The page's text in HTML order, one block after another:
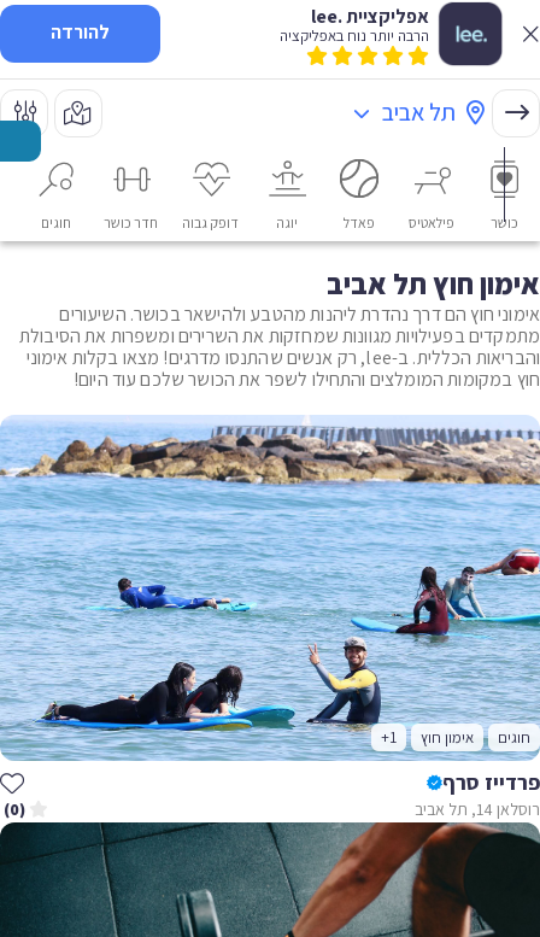
אפליקציית .lee
הרבה יותר נוח באפליקציה להורדה
תל אביב
כושר פילאטיס פאדל יוגה דופק גבוה חדר כושר חוגים
אימון חוץ תל אביב
אימוני חוץ הם דרך נהדרת ליהנות מהטבע ולהישאר בכושר. השיעורים
מתמקדים בפעילויות מגוונות שמחזקות את השרירים ומשפרות את הסיבולת
והבריאות הכללית. ב-lee, רק אנשים שהתנסו מדרגים! מצאו בקלות אימוני
חוץ במקומות המומלצים והתחילו לשפר את הכושר שלכם עוד היום!
חוגים אימון חוץ +1
פרדייז סרף
רוסלאן 14, תל אביב (0)